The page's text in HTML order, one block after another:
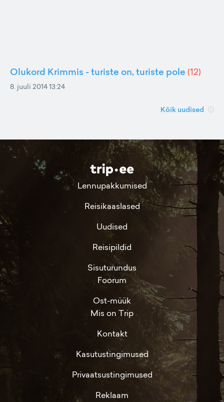
Olukord Krimmis - turiste on, turiste pole (12)
8. juuli 2014 13:24
Kõik uudised
Lennupakkumised
Reisikaaslased
Uudised
Reisipildid
Sisuturundus
Foorum
Ost-müük
Mis on Trip
Kontakt
Kasutustingimused
Privaatsustingimused
Reklaam